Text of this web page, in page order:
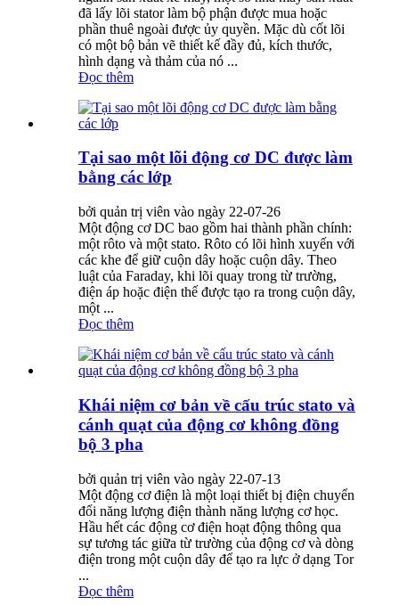
đã lấy lõi stator làm bộ phận được mua hoặc
phần thuê ngoài được ủy quyền. Mặc dù cốt lõi
có một bộ bản vẽ thiết kế đầy đủ, kích thước,
hình dạng và thảm của nó ...
Đọc thêm
Tại sao một lõi động cơ DC được làm
bằng các lớp
bởi quản trị viên vào ngày 22-07-26
Một động cơ DC bao gồm hai thành phần chính:
một rôto và một stato. Rôto có lõi hình xuyến với
các khe để giữ cuộn dây hoặc cuộn dây. Theo
luật của Faraday, khi lõi quay trong từ trường,
điện áp hoặc điện thế được tạo ra trong cuộn dây,
một ...
Đọc thêm
Khái niệm cơ bản về cấu trúc stato và
cánh quạt của động cơ không đồng
bộ 3 pha
bởi quản trị viên vào ngày 22-07-13
Một động cơ điện là một loại thiết bị điện chuyển
đổi năng lượng điện thành năng lượng cơ học.
Hầu hết các động cơ điện hoạt động thông qua
sự tương tác giữa từ trường của động cơ và dòng
điện trong một cuộn dây để tạo ra lực ở dạng Tor
...
Đọc thêm